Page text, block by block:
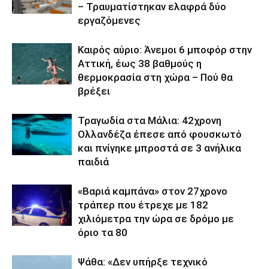
– Τραυματίστηκαν ελαφρά δύο
εργαζόμενες
Καιρός αύριο: Άνεμοι 6 μποφόρ στην
Αττική, έως 38 βαθμούς η
θερμοκρασία στη χώρα – Πού θα
βρέξει
Τραγωδία στα Μάλια: 42χρονη
Ολλανδέζα έπεσε από φουσκωτό
και πνίγηκε μπροστά σε 3 ανήλικα
παιδιά
«Βαριά καμπάνα» στον 27χρονο
τράπερ που έτρεχε με 182
χιλιόμετρα την ώρα σε δρόμο με
όριο τα 80
Ψάθα: «Δεν υπήρξε τεχνικό